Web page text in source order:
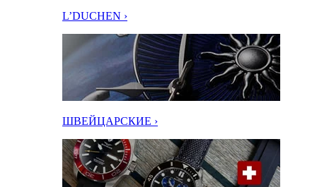
L’DUCHEN ›
ШВЕЙЦАРСКИЕ ›